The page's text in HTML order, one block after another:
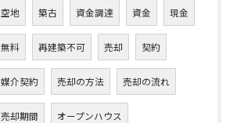
空地 築古 資金調達 資金 現金
無料 再建築不可 売却 契約
媒介契約 売却の方法 売却の流れ
売却期間 オープンハウス